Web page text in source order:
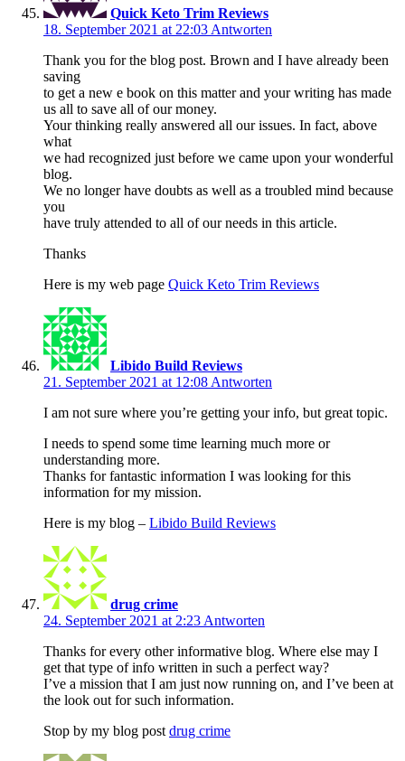
Quick Keto Trim Reviews
18. September 2021 at 22:03 Antworten
Thank you for the blog post. Brown and I have already been
saving
to get a new e book on this matter and your writing has made
us all to save all of our money.
Your thinking really answered all our issues. In fact, above
what
we had recognized just before we came upon your wonderful
blog.
We no longer have doubts as well as a troubled mind because
you
have truly attended to all of our needs in this article.
Thanks
Here is my web page Quick Keto Trim Reviews
Libido Build Reviews
21. September 2021 at 12:08 Antworten
I am not sure where you’re getting your info, but great topic.
I needs to spend some time learning much more or
understanding more.
Thanks for fantastic information I was looking for this
information for my mission.
Here is my blog – Libido Build Reviews
drug crime
24. September 2021 at 2:23 Antworten
Thanks for every other informative blog. Where else may I
get that type of info written in such a perfect way?
I’ve a mission that I am just now running on, and I’ve been at
the look out for such information.
Stop by my blog post drug crime